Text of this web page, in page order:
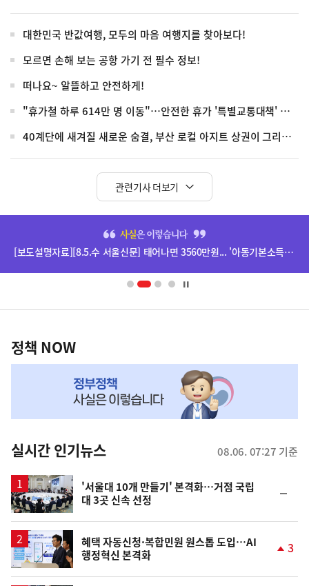
대한민국 반값여행, 모두의 마음 여행지를 찾아보다!
모르면 손해 보는 공항 가기 전 필수 정보!
떠나요~ 알뜰하고 안전하게!
"휴가철 하루 614만 명 이동"…안전한 휴가 '특별교통대책' 가동
40계단에 새겨질 새로운 숨결, 부산 로컬 아지트 상권이 그리는 미래
관련기사 더보기
영
[보도설명자료][8.5.수 서울신문] 태어나면 3560만원... '아동기본소득' 추진 관련
책
NOW,
뉴
스
정책 NOW
실시간 인기뉴스 08.06. 07:27 기준
'서울대 10개 만들기' 본격화…거점 국립
대 3곳 신속 선정
일
혜택 자동신청·복합민원 원스톱 도입…AI
행정혁신 본격화
3